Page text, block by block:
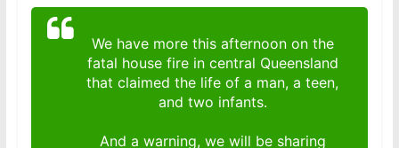
We have more this afternoon on the
fatal house fire in central Queensland
that claimed the life of a man, a teen,
and two infants.
And a warning, we will be sharing